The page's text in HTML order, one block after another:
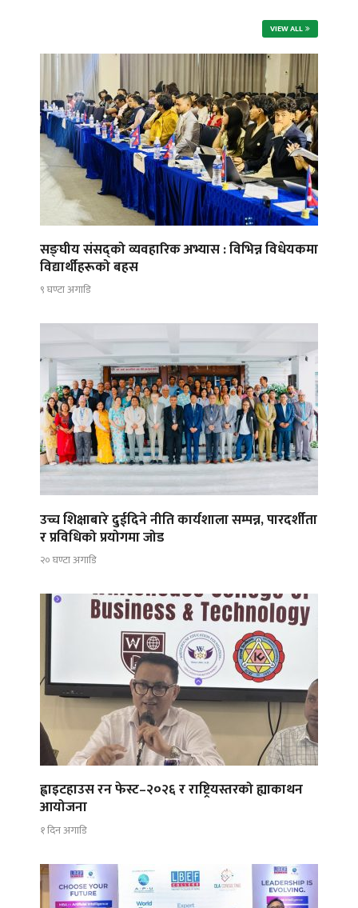
VIEW ALL
सङ्घीय संसद्को व्यवहारिक अभ्यास : विभिन्न विधेयकमा
विद्यार्थीहरूको बहस
९ घण्टा अगाडि
उच्च शिक्षाबारे दुईदिने नीति कार्यशाला सम्पन्न, पारदर्शीता
र प्रविधिको प्रयोगमा जोड
२० घण्टा अगाडि
ह्वाइटहाउस रन फेस्ट–२०२६ र राष्ट्रियस्तरको ह्याकाथन
आयोजना
१ दिन अगाडि